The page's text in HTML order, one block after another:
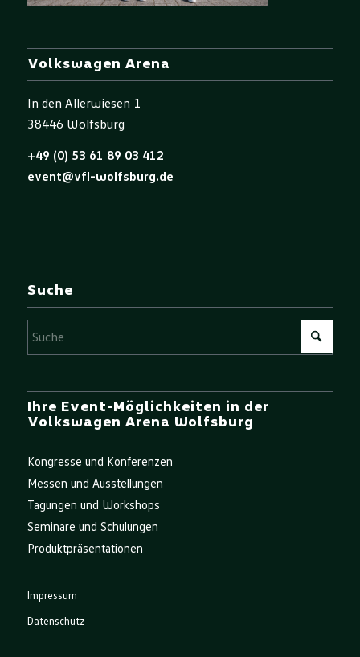
Volkswagen Arena
In den Allerwiesen 1
38446 Wolfsburg
+49 (0) 53 61 89 03 412
event@vfl-wolfsburg.de
Suche
Ihre Event-Möglichkeiten in der
Volkswagen Arena Wolfsburg
Kongresse und Konferenzen
Messen und Ausstellungen
Tagungen und Workshops
Seminare und Schulungen
Produktpräsentationen
Impressum
Datenschutz